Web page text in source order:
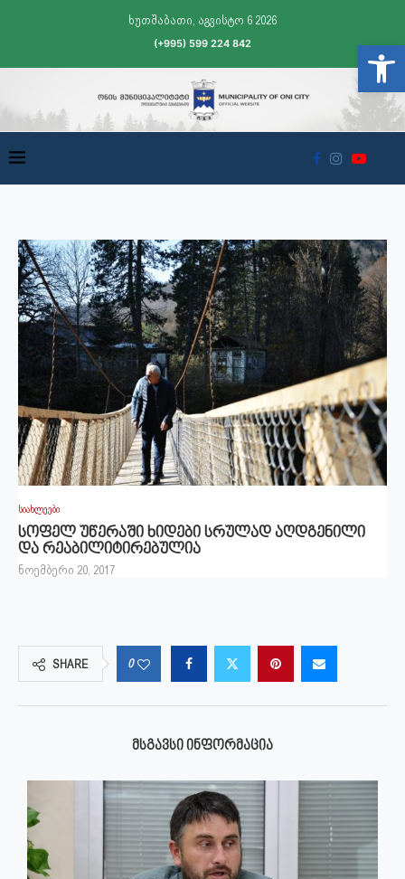
ხუთშაბათი, აგვისტო 6 2026
(+995) 599 224 842
სიახლეები
სოფელ უწერაში ხიდები სრულად აღდგენილი
და რეაბილიტირებულია
ნოემბერი 20, 2017
SHARE 0
ᲛᲡᲒᲐᲕᲡᲘ ᲘᲜᲤᲝᲠᲛᲐᲪᲘᲐ